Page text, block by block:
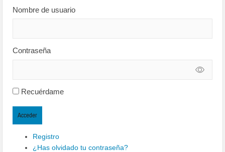
Nombre de usuario
Contraseña
Recuérdame
Acceder
Registro
¿Has olvidado tu contraseña?